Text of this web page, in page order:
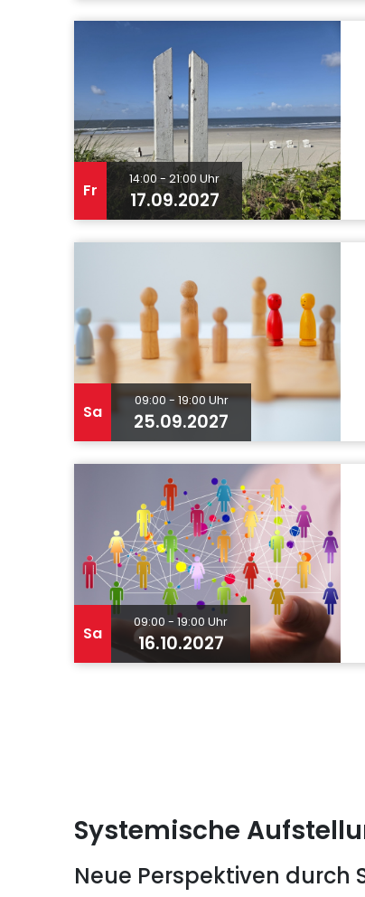
Fr
14:00 - 21:00 Uhr
17.09.2027
Sa
09:00 - 19:00 Uhr
25.09.2027
Sa
09:00 - 19:00 Uhr
16.10.2027
Systemische
Neue Perspektiven